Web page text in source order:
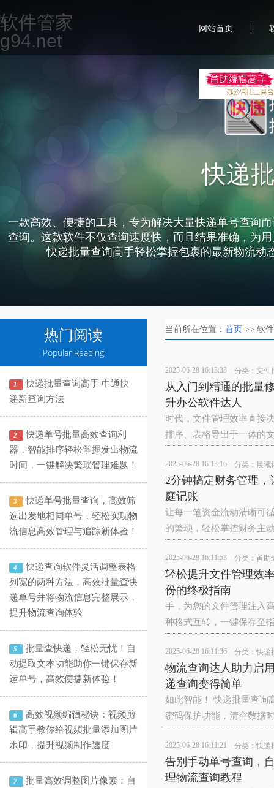
快递
一款高效、便捷的工具，专为解决大量快递单号查询
查询。这款软件不仅查询速度快，而且结果准确，为
快递批量查询高手轻松掌握包裹的最新物流
软件管家
g94.net
网站首页 |
热门阅读
Popular Reading
1
快递批量查询高手 中通快
递新查询方法
2
快递单号批量高效查询利
器，智能排序轻松掌握发出物流
时间，一键解决繁琐管理难题！
3
快递单号批量查询，高效筛
选出发地相同单号，轻松实现物
流信息高效管理与追踪新体验！
4
快递查询软件灵活调整表格
列宽的两种方法，高效批量查快
递单号并将物流信息完整展示，
提升物流查询体验
5
批量查快递，轻松无忧！自
动提取文本功能助你一键保存新
运单号，高效便捷新体验！
6
高效视频编辑秘诀：视频剪
辑高手教你给视频批量添加图片
水印，提升视频制作速度
7
批量高效调整图片像素：自
当前所在位置： 首页 >> 软
2025-06-28 16:13:33 分类： 文件
从入门到精通的批量
升办公软件达人
时代，文件管理效率直接
排序、表格导出于一体的
2025-06-28 16:13:16 分类： 晨曦
2分钟搞定财务管理
庭记账
让每一笔资金流动清晰可
的繁琐，轻松掌控财务主
2025-06-28 16:11:53 分类： 首助
轻松提升文件管理效
份的终极指南
手，为您的文件管理注入
种格式互转，一键保存至
2025-06-28 16:11:36 分类： 快递
物流查询达人助力启
递查询变得简单
如此智能！‌ 快递批量查询
密码保护功能，清空数据
2025-06-28 16:11:21 分类： 快递
告别手动单号查询，
理物流查询教程